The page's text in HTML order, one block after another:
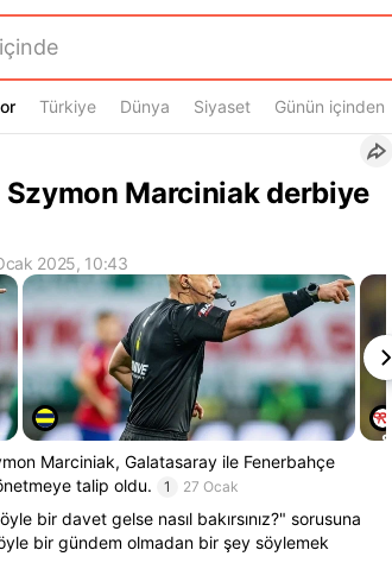
Türkiye Dünya Siyaset Günün içinden
Szymon Marciniak derbiye
2025, 10:43
Marciniak, Galatasaray ile Fenerbahçe
talip oldu.
1 27 Ocak
bir davet gelse nasıl bakırsınız?" sorusuna
bir gündem olmadan bir şey söylemek